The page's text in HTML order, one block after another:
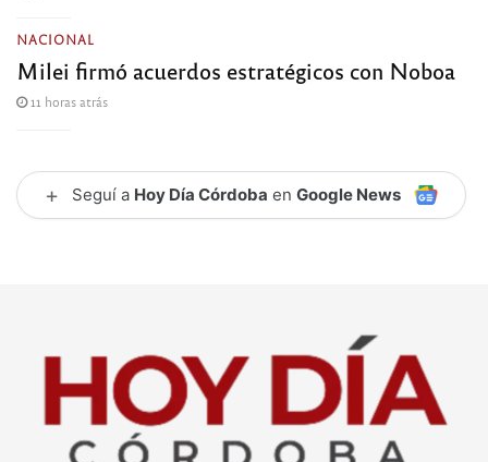
NACIONAL
Milei firmó acuerdos estratégicos con Noboa
11 horas atrás
+ Seguí a Hoy Día Córdoba en Google News